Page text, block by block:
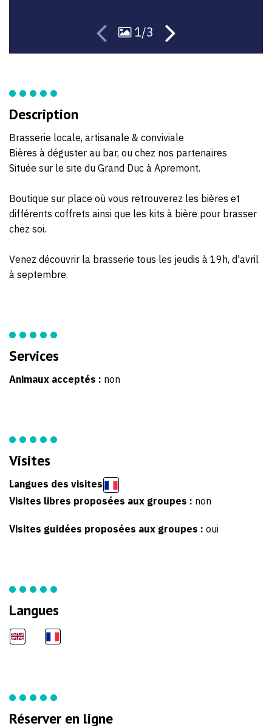
1/3
Description
Brasserie locale, artisanale & conviviale
Bières à déguster au bar, ou chez nos partenaires
Située sur le site du Grand Duc à Apremont.
Boutique sur place où vous retrouverez les bières et
différents coffrets ainsi que les kits à bière pour brasser
chez soi.
Venez découvrir la brasserie tous les jeudis à 19h, d'avril
à septembre.
Services
Animaux acceptés : non
Visites
Langues des visites
Visites libres proposées aux groupes : non
Visites guidées proposées aux groupes : oui
Langues
Réserver en ligne